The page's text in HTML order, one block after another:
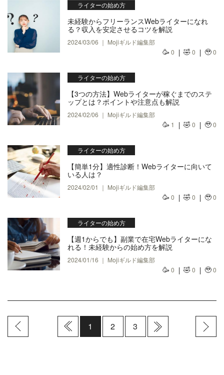
ライターの始め方
未経験からフリーランスWebライターになれ
る？収入を安定させるコツを解説
2024/03/06 ｜ Mojiギルド編集部
🥳 0 🤣0 🥹0
ライターの始め方
【3つの方法】Webライターが稼ぐまでのステ
ップとは？ポイントや注意点も解説
2024/02/06 ｜ Mojiギルド編集部
🥳 1 🤣0 🥹0
ライターの始め方
【簡単1分】適性診断！Webライターに向いて
いる人は？
2024/02/01 ｜ Mojiギルド編集部
🥳 0 🤣0 🥹0
ライターの始め方
【週1からでも】副業で在宅Webライターにな
れる！未経験からの始め方を解説
2024/01/16 ｜ Mojiギルド編集部
🥳 0 🤣0 🥹0
1 2 3